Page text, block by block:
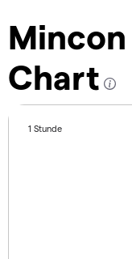
Chart
1 Stunde